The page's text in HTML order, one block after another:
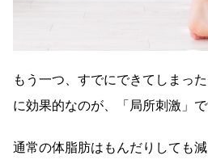
もう一つ、すでにできてしまっ
に効果的なのが、「局所刺激」で
通常の体脂肪はもんだりしても